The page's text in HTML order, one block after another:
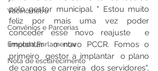
Vacinômetro
Convênios e Parcerias
Emenda Parlamentar
Nota de esclarecimento
pelo gestor municipal. " Estou muito
feliz por mais uma vez poder
conceder esse novo reajuste  e
implantar  o novo PCCR. Fomos o
primeiro  gestor a implantar  o plano
de cargos  e carreira  dos servidores",